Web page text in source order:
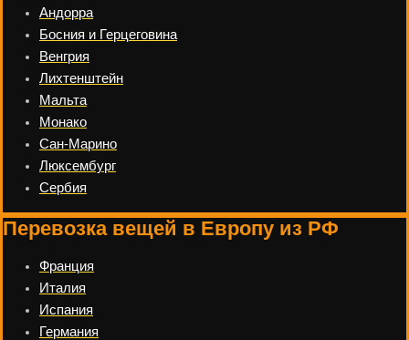
Андорра
Босния и Герцеговина
Венгрия
Лихтенштейн
Мальта
Монако
Сан-Марино
Люксембург
Сербия
Перевозка вещей в Европу из РФ
Франция
Италия
Испания
Германия